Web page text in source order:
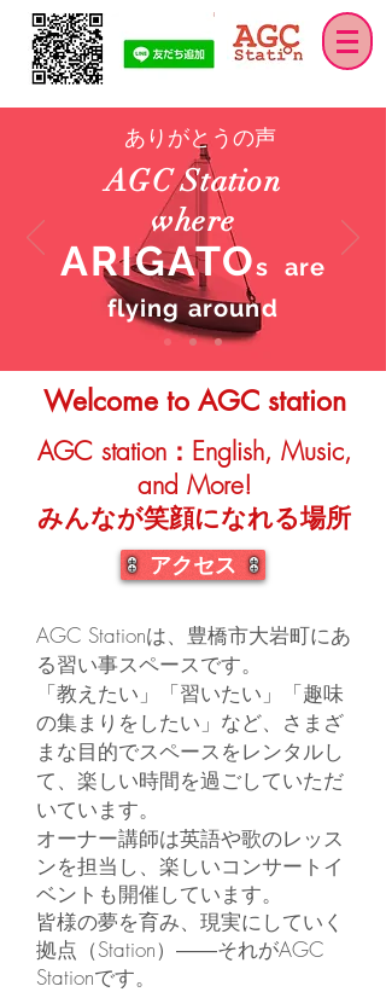
ありがとうの声
AGC Station
where
ARIGATOs are
flying around
Welcome to AGC station
AGC station：English, Music,
and More!
みんなが笑顔になれる場所
アクセス
AGC Stationは、豊橋市大岩町にあ
る習い事スペースです。
「教えたい」「習いたい」「趣味
の集まりをしたい」など、さまざ
まな目的でスペースをレンタルし
て、楽しい時間を過ごしていただ
いています。
オーナー講師は英語や歌のレッス
ンを担当し、楽しいコンサートイ
ベントも開催しています。
皆様の夢を育み、現実にしていく
拠点（Station）――それがAGC
Stationです。